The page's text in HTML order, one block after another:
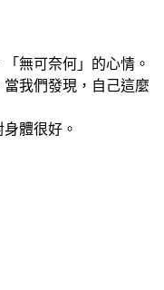
無可奈何」的心情。
我們發現，自己這麼
體很好。